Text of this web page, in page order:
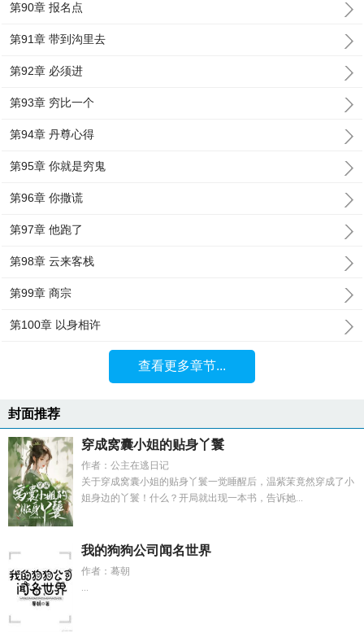
第90章 报名点
第91章 带到沟里去
第92章 必须进
第93章 穷比一个
第94章 丹尊心得
第95章 你就是穷鬼
第96章 你撒谎
第97章 他跑了
第98章 云来客栈
第99章 商宗
第100章 以身相许
查看更多章节...
封面推荐
穿成窝囊小姐的贴身丫鬟
作者：公主在逃日记
关于穿成窝囊小姐的贴身丫鬟一觉睡醒后，温紫茉竟然穿成了小
姐身边的丫鬟！什么？开局就出现一本书，告诉她...
我的狗狗公司闻名世界
作者：蓦朝
...